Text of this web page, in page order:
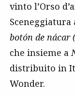
vinto l’Orso
botón de nácar
che insieme a
distribuito in
Wonder.